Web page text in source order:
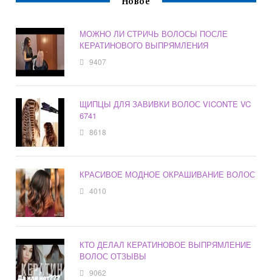
МОЖНО ЛИ СТРИЧЬ ВОЛОСЫ ПОСЛЕ
КЕРАТИНОВОГО ВЫПРЯМЛЕНИЯ
9407
ЩИПЦЫ ДЛЯ ЗАВИВКИ ВОЛОС VICONTE VC
6741
8618
КРАСИВОЕ МОДНОЕ ОКРАШИВАНИЕ ВОЛОС
4010
КТО ДЕЛАЛ КЕРАТИНОВОЕ ВЫПРЯМЛЕНИЕ
ВОЛОС ОТЗЫВЫ
9062